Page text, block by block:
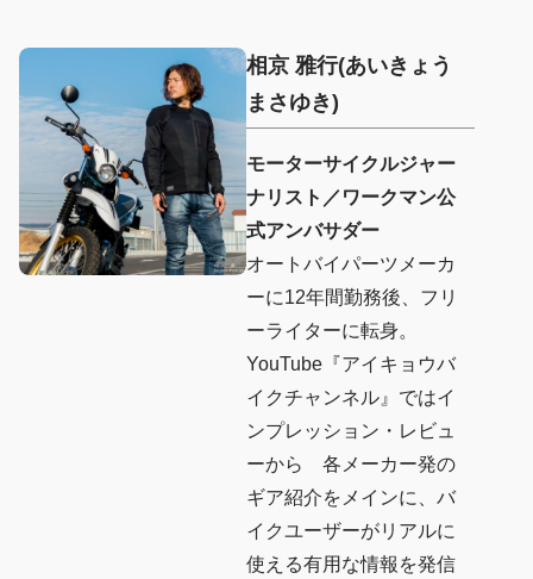
相京 雅行(あいきょう
まさゆき)
モーターサイクルジャー
ナリスト／ワークマン公
式アンバサダー
オートバイパーツメーカ
ーに12年間勤務後、フリ
ーライターに転身。
YouTube『アイキョウバ
イクチャンネル』ではイ
ンプレッション・レビュ
ーから 各メーカー発の
ギア紹介をメインに、バ
イクユーザーがリアルに
使える有用な情報を発信